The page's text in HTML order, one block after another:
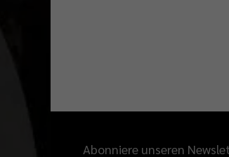
Abonniere unseren